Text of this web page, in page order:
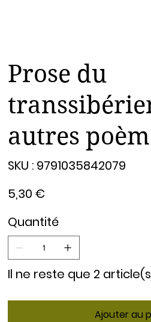
Prose du
autres
SKU : 9791035842079
9791035842079
5,30 €
Quantité
Il ne reste que 2
Ajouter au